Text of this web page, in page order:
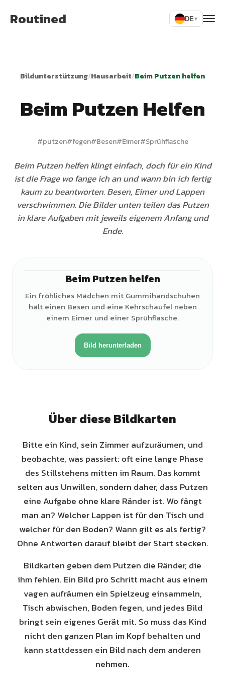
Routined DE▾
Bildunterstützung/Hausarbeit/Beim Putzen helfen
Beim Putzen Helfen
#putzen#fegen#Besen#Eimer#Sprühflasche
Beim Putzen helfen klingt einfach, doch für ein Kind
ist die Frage wo fange ich an und wann bin ich fertig
kaum zu beantworten. Besen, Eimer und Lappen
verschwimmen. Die Bilder unten teilen das Putzen
in klare Aufgaben mit jeweils eigenem Anfang und
Ende.
Beim Putzen helfen
Ein fröhliches Mädchen mit Gummihandschuhen
hält einen Besen und eine Kehrschaufel neben
einem Eimer und einer Sprühflasche.
Bild herunterladen
Über diese Bildkarten
Bitte ein Kind, sein Zimmer aufzuräumen, und
beobachte, was passiert: oft eine lange Phase
des Stillstehens mitten im Raum. Das kommt
selten aus Unwillen, sondern daher, dass Putzen
eine Aufgabe ohne klare Ränder ist. Wo fängt
man an? Welcher Lappen ist für den Tisch und
welcher für den Boden? Wann gilt es als fertig?
Ohne Antworten darauf bleibt der Start stecken.
Bildkarten geben dem Putzen die Ränder, die
ihm fehlen. Ein Bild pro Schritt macht aus einem
vagen aufräumen ein Spielzeug einsammeln,
Tisch abwischen, Boden fegen, und jedes Bild
bringt sein eigenes Gerät mit. So muss das Kind
nicht den ganzen Plan im Kopf behalten und
kann stattdessen ein Bild nach dem anderen
nehmen.